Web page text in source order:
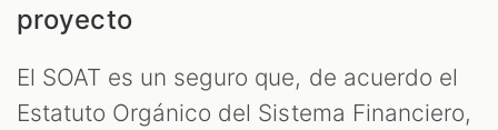
proyecto
El SOAT es un seguro que, de acuerdo el
Estatuto Orgánico del Sistema Financiero,